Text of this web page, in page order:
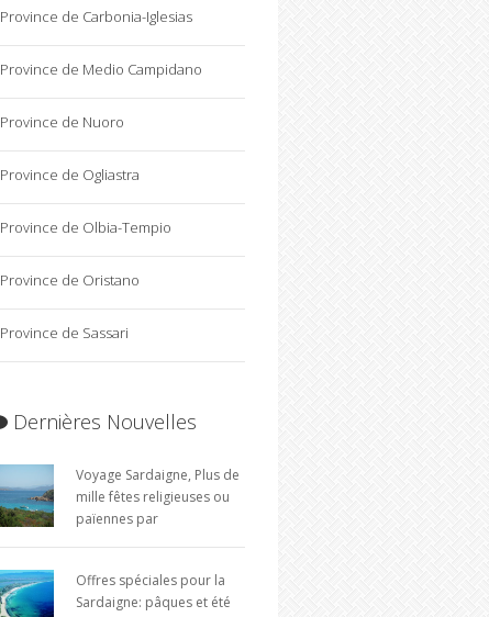
Province de Carbonia-Iglesias
Province de Medio Campidano
Province de Nuoro
Province de Ogliastra
Province de Olbia-Tempio
Province de Oristano
Province de Sassari
Dernières Nouvelles
Voyage Sardaigne, Plus de
mille fêtes religieuses ou
païennes par
Offres spéciales pour la
Sardaigne: pâques et été